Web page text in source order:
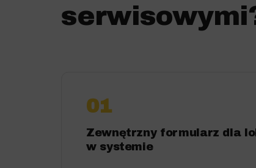
01
Zewnętrzny formularz dla
w systemie